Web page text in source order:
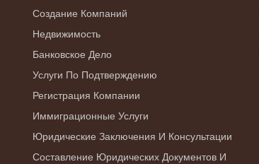
Создание Компаний
Недвижимость
Банковское Дело
Услуги По Подтверждению
Регистрация Компании
Иммиграционные Услуги
Юридические Заключения И Консультации
Составление Юридических Документов И